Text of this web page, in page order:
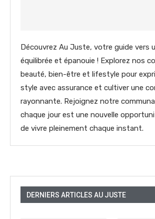
Découvrez Au Juste, votre guide vers
équilibrée et épanouie ! Explorez nos
beauté, bien-être et lifestyle pour
style avec assurance et cultiver une
rayonnante. Rejoignez notre
chaque jour est une nouvelle
de vivre pleinement chaque instant.
DERNIERS ARTICLES AU JUSTE